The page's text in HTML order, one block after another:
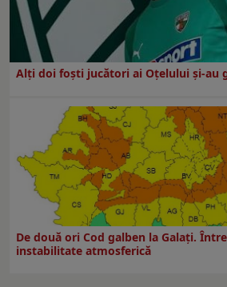
Alți doi foști jucători ai Oțelului și-au
De două ori Cod galben la Galaţi.
instabilitate atmosferică